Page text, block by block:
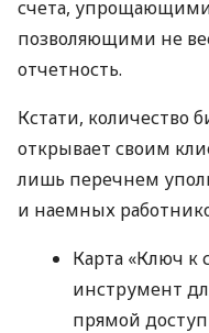
счета, упрощающими
позволяющими не
отчетность.
Кстати, количество
открывает своим
лишь перечнем
и наемных
Карта «Ключ к
инструмент
прямой